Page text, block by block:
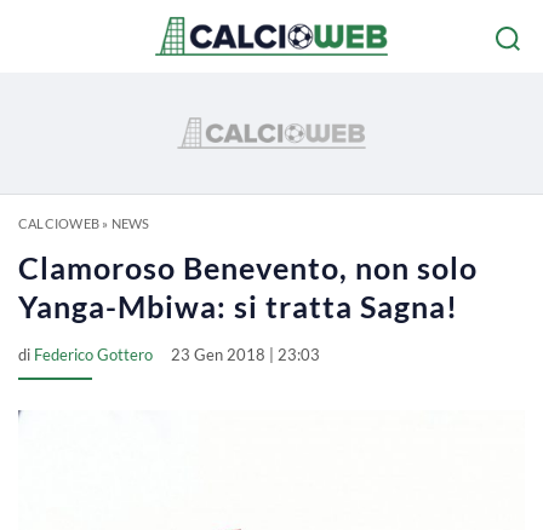
CALCIOWEB» NEWS
Clamoroso Benevento, non solo
Yanga-Mbiwa: si tratta Sagna!
di Federico Gottero 23 Gen 2018 | 23:03